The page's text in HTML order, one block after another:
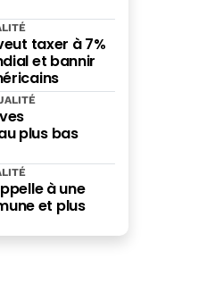
taxer à 7%
et bannir
plus bas
à une
et plus